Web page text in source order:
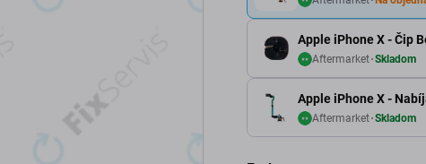
Apple iPhone X - Čip
Aftermarket Skladom
Apple iPhone X -
Aftermarket Skladom